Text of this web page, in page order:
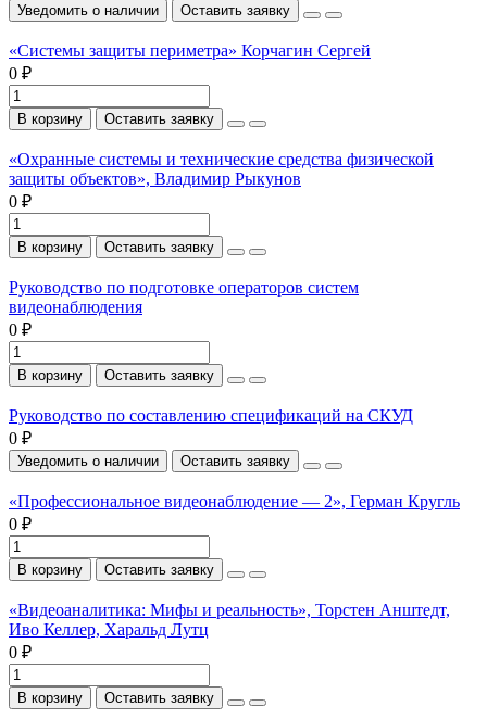
Уведомить о наличии Оставить заявку
«Системы защиты периметра» Корчагин Сергей
0 ₽
В корзину Оставить заявку
«Охранные системы и технические средства физической
защиты объектов», Владимир Рыкунов
0 ₽
В корзину Оставить заявку
Руководство по подготовке операторов систем
видеонаблюдения
0 ₽
В корзину Оставить заявку
Руководство по составлению спецификаций на СКУД
0 ₽
Уведомить о наличии Оставить заявку
«Профессиональное видеонаблюдение — 2», Герман Кругль
0 ₽
В корзину Оставить заявку
«Видеоаналитика: Мифы и реальность», Торстен Анштедт,
Иво Келлер, Харальд Лутц
0 ₽
В корзину Оставить заявку